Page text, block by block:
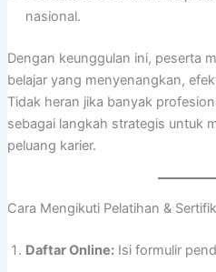
nasional.
Dengan keunggulan ini, peserta
belajar yang menyenangkan,
Tidak heran jika banyak
sebagai langkah strategis untuk
peluang karier.
Cara Mengikuti Pelatihan &
Daftar Online:Isi formulir